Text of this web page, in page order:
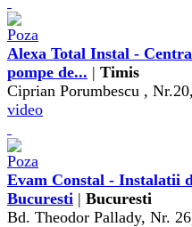
Alexa Total Instal -
pompe de... | Timis
Ciprian Porumbescu ,
video
Evam Constal - Instalatii
Bucuresti | Bucuresti
Bd. Theodor Pallady, Nr.